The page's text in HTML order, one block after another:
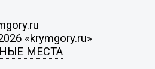
«krymgory.ru»
МЕСТА